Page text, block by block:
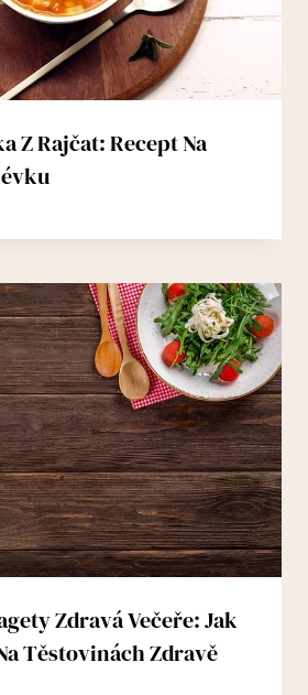
Z Rajčat: Recept Na
Zdravá Večeře: Jak
Těstovinách Zdravě